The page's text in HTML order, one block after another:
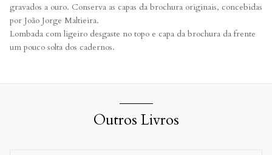
gravados a ouro. Conserva as capas da brochura originais, concebidas
por João Jorge Maltieira.
Lombada com ligeiro desgaste no topo e capa da brochura da frente
um pouco solta dos cadernos.
Outros Livros